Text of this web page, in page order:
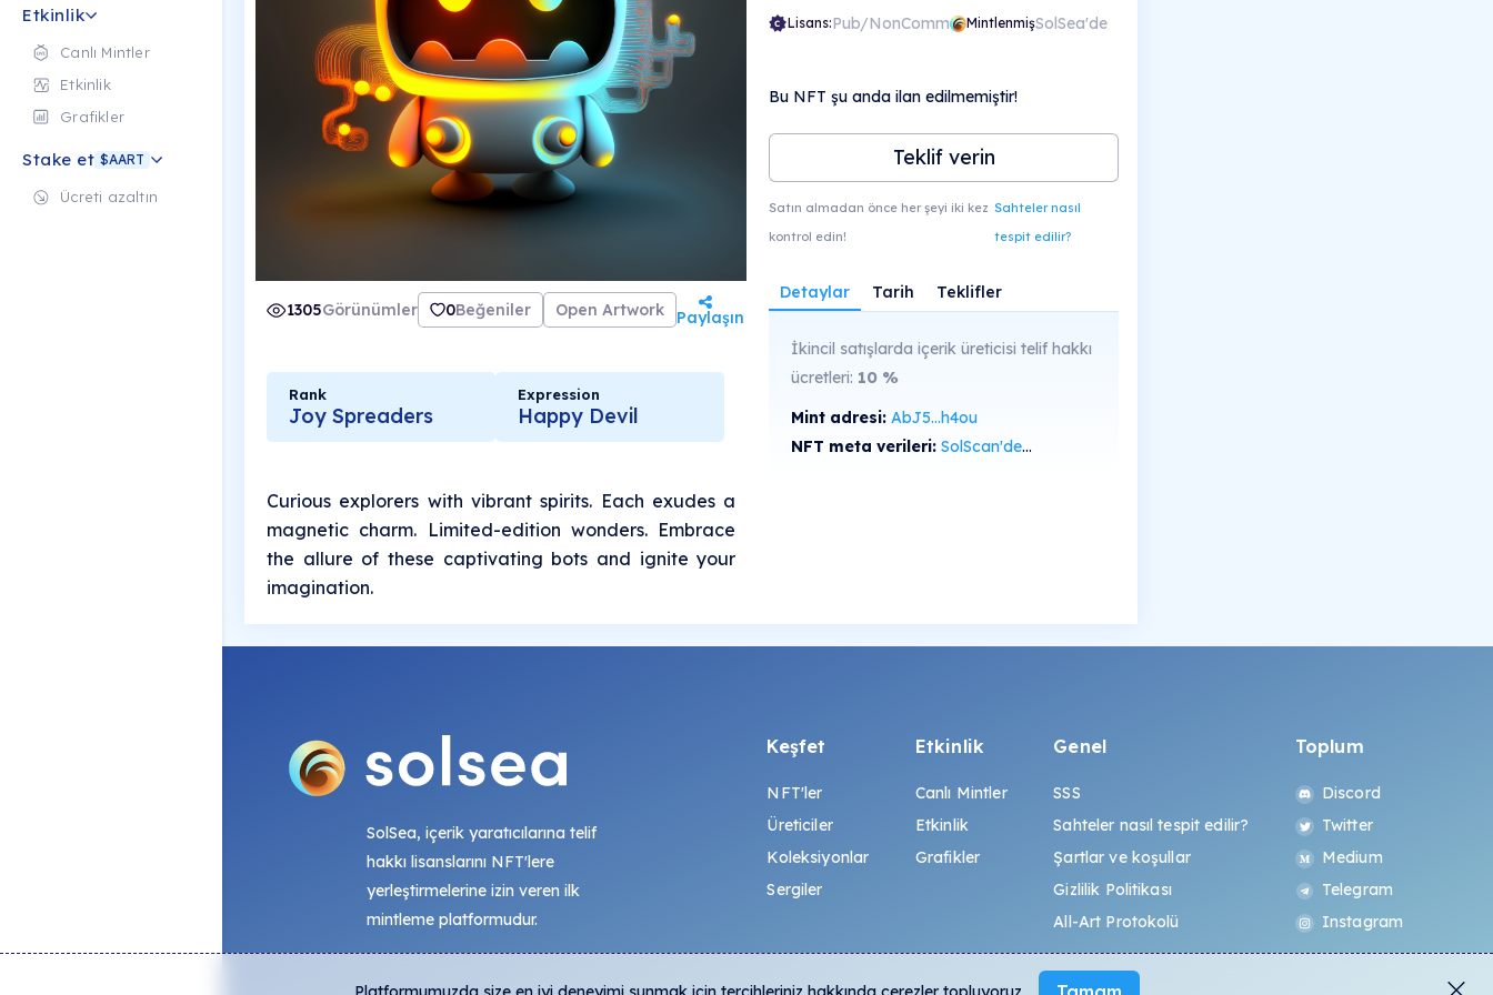
Etkinlik
Canlı Mintler
Etkinlik
Grafikler
Stake et $AART
Ücreti azaltın
1305Görünümler 0Beğeniler Open Artwork Paylaşın
Rank
Joy Spreaders
Expression
Happy Devil
Curious explorers with vibrant spirits. Each exudes a
magnetic charm. Limited-edition wonders. Embrace
the allure of these captivating bots and ignite your
imagination.
Lisans:Pub/NonComm MintlenmişSolSea'de
Bu NFT şu anda ilan edilmemiştir!
Teklif verin
Satın almadan önce her şeyi iki kez
kontrol edin!
Sahteler nasıl
tespit edilir?
Detaylar Tarih Teklifler
İkincil satışlarda içerik üreticisi telif hakkı
ücretleri: 10 %
Mint adresi:AbJ5...h4ou
NFT meta verileri:SolScan'de görüntüle
SolSea, içerik yaratıcılarına telif
hakkı lisanslarını NFT'lere
yerleştirmelerine izin veren ilk
mintleme platformudur.
Keşfet
NFT'ler
Üreticiler
Koleksiyonlar
Sergiler
Etkinlik
Canlı Mintler
Etkinlik
Grafikler
Genel
SSS
Sahteler nasıl tespit edilir?
Şartlar ve koşullar
Gizlilik Politikası
All-Art Protokolü
Toplum
Discord
Twitter
Medium
Telegram
Instagram